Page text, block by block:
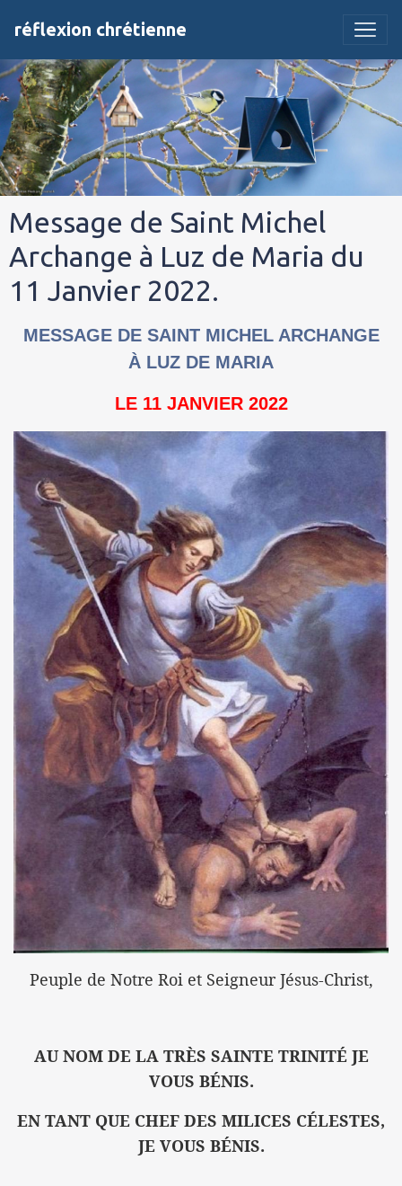
réflexion chrétienne
Message de Saint Michel
Archange à Luz de Maria du
11 Janvier 2022.
MESSAGE DE SAINT MICHEL ARCHANGE
À LUZ DE MARIA
LE 11 JANVIER 2022
Peuple de Notre Roi et Seigneur Jésus-Christ,
AU NOM DE LA TRÈS SAINTE TRINITÉ JE
VOUS BÉNIS.
EN TANT QUE CHEF DES MILICES CÉLESTES,
JE VOUS BÉNIS.